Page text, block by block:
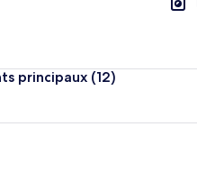
principaux (12)